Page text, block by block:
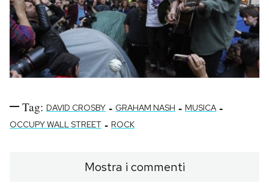
PODCAST
NEWSLETTER
I MIEI PREFERITI
Tag: DAVID CROSBY - GRAHAM NASH - MUSICA -
OCCUPY WALL STREET - ROCK
Mostra i commenti